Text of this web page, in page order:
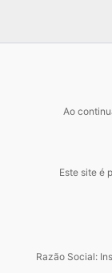
Ao
Este site é
Razão Social: